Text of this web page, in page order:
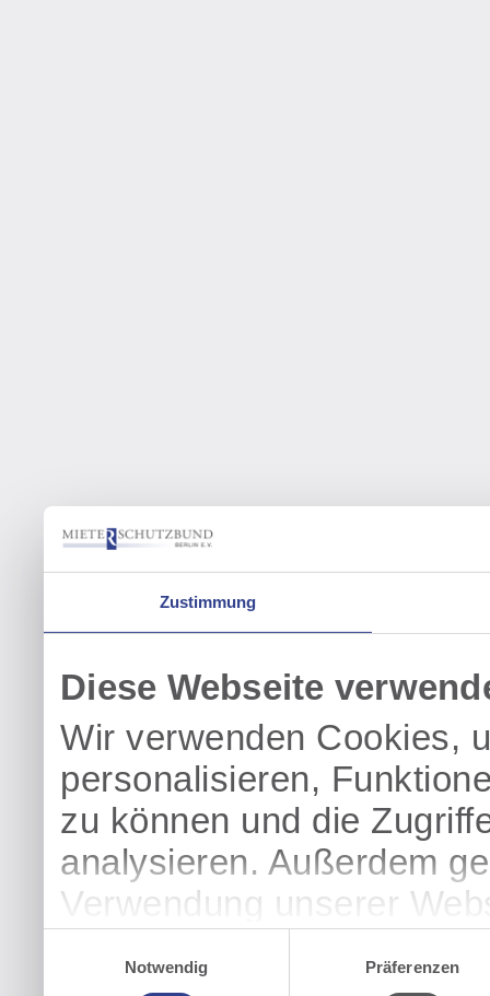
Zustimmung
Diese Webseite
Wir verwenden Cookies,
personalisieren,
zu können und die
analysieren. Außerdem
Verwendung unserer
Partner führen diese
Notwendig
Präferenzen